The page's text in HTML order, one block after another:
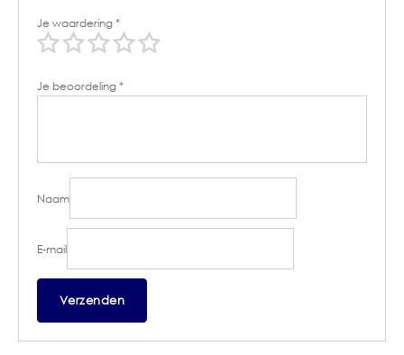
Je waardering*
Je beoordeling*
Naam
E-mail